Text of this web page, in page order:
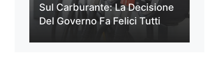
Sul Carburante: La Decisione
Del Governo Fa Felici Tutti